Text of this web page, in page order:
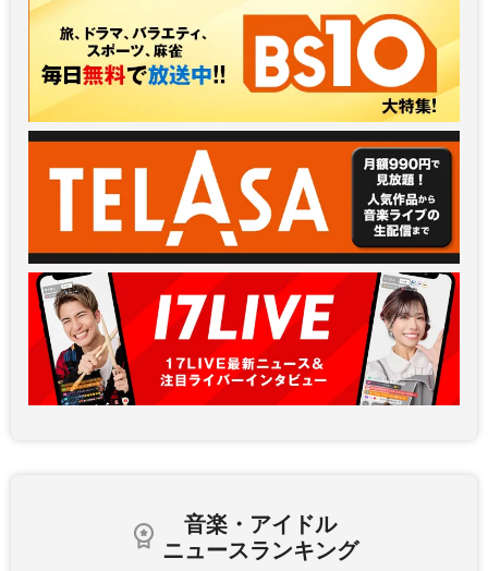
音楽・アイドル
ニュースランキング